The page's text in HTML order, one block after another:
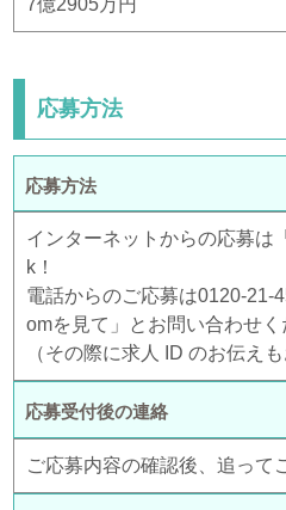
応募方法
応募方法
インターネットからの応募は
k！
電話からのご応募は0120-21-
omを見て」とお問い合わせく
（その際に求人 ID のお伝え
応募受付後の連絡
ご応募内容の確認後、追って